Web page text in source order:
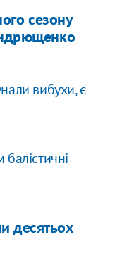
сезону
вибухи, є
десятьох